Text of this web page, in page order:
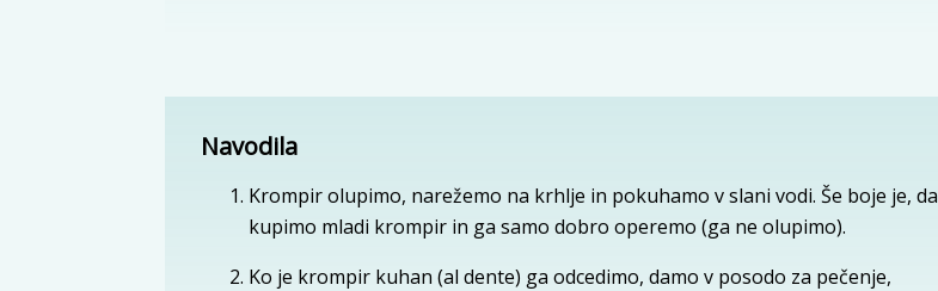
Navodila
Krompir olupimo, narežemo na krhlje in pokuhamo v slani vodi. Še boje je, da
kupimo mladi krompir in ga samo dobro operemo (ga ne olupimo).
Ko je krompir kuhan (al dente) ga odcedimo, damo v posodo za pečenje,